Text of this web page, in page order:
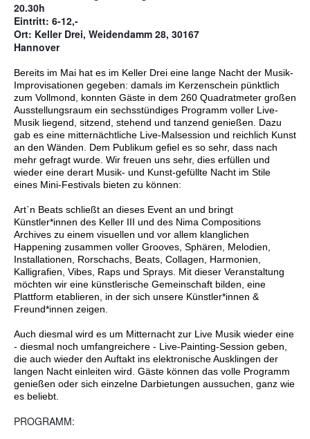
20.30h
Eintritt: 6-12,-
Ort: Keller Drei, Weidendamm 28, 30167
Hannover
Bereits im Mai hat es im Keller Drei eine lange Nacht der Musik-
Improvisationen gegeben: damals im Kerzenschein pünktlich
zum Vollmond, konnten Gäste in dem 260 Quadratmeter großen
Ausstellungsraum ein sechsstündiges Programm voller Live-
Musik liegend, sitzend, stehend und tanzend genießen. Dazu
gab es eine mitternächtliche Live-Malsession und reichlich Kunst
an den Wänden. Dem Publikum gefiel es so sehr, dass nach
mehr gefragt wurde. Wir freuen uns sehr, dies erfüllen und
wieder eine derart Musik- und Kunst-gefüllte Nacht im Stile
eines Mini-Festivals bieten zu können:
Art`n Beats schließt an dieses Event an und bringt
Künstler*innen des Keller III und des Nima Compositions
Archives zu einem visuellen und vor allem klanglichen
Happening zusammen voller Grooves, Sphären, Melodien,
Installationen, Rorschachs, Beats, Collagen, Harmonien,
Kalligrafien, Vibes, Raps und Sprays. Mit dieser Veranstaltung
möchten wir eine künstlerische Gemeinschaft bilden, eine
Plattform etablieren, in der sich unsere Künstler*innen &
Freund*innen zeigen.
Auch diesmal wird es um Mitternacht zur Live Musik wieder eine
- diesmal noch umfangreichere - Live-Painting-Session geben,
die auch wieder den Auftakt ins elektronische Ausklingen der
langen Nacht einleiten wird. Gäste können das volle Programm
genießen oder sich einzelne Darbietungen aussuchen, ganz wie
es beliebt.
PROGRAMM: